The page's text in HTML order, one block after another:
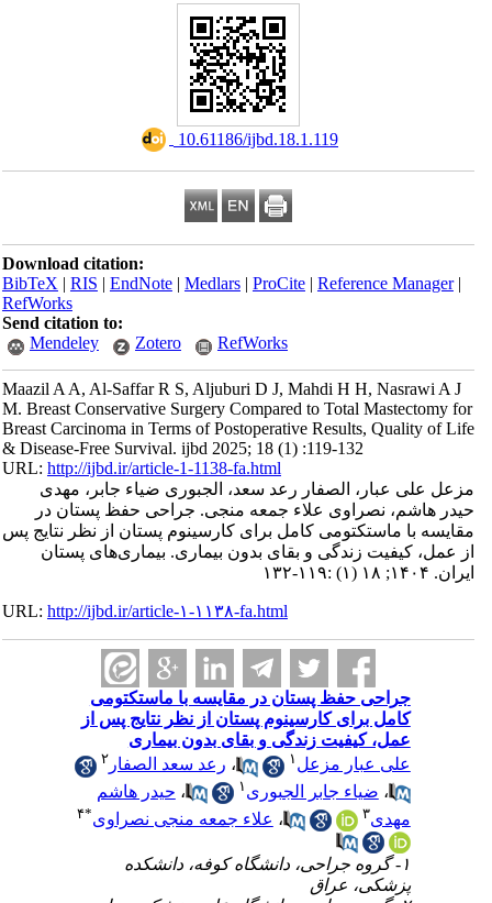
‎ 10.61186/ijbd.18.1.119
Download citation:
BibTeX|RIS|EndNote|Medlars|ProCite|Reference Manager
RefWorks
Send citation to:
Mendeley
Zotero RefWorks
Maazil A A, Al-Saffar R S, Aljuburi D J, Mahdi H H, Nasrawi A J
M. Breast Conservative Surgery Compared to Total Mastectomy for
Breast Carcinoma in Terms of Postoperative Results, Quality of Life
& Disease-Free Survival. ijbd 2025; 18 (1) :119-132
URL:http://ijbd.ir/article-1-1138-fa.html
مزعل علی عبار، الصفار رعد سعد، الجبوری ضیاء جابر، مهدی
حیدر هاشم، نصراوی علاء جمعه منجی. جراحی حفظ پستان در
مقایسه با ماستکتومی کامل برای کارسینوم پستان از نظر نتایج پس
از عمل، کیفیت زندگی و بقای بدون بیماری. بیماری‌های پستان
ایران. ۱۴۰۴; ۱۸ (۱) :۱۱۹-۱۳۲
URL:http://ijbd.ir/article-۱-۱۱۳۸-fa.html
جراحی حفظ پستان در مقایسه با ماستکتومی
کامل برای کارسینوم پستان از نظر نتایج پس از
عمل، کیفیت زندگی و بقای بدون بیماری
علی عبار مزعل۱ ،رعد سعد الصفار۲
،ضیاء جابر الجبوری ،حیدر هاشم
مهدی
،علاء جمعه منجی نصراوی ۴
۱- گروه جراحی، دانشگاه کوفه، دانشکده
پزشکی، عراق